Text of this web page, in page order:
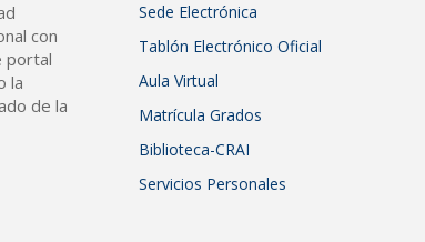
con
portal
la
de la
Sede Electrónica
Tablón Electrónico Oficial
Aula Virtual
Matrícula Grados
Biblioteca-CRAI
Servicios Personales